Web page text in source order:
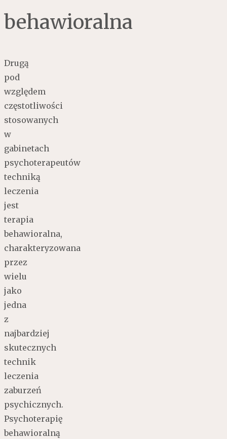
behawioralna
Drugą
pod
względem
częstotliwości
stosowanych
w
gabinetach
psychoterapeutów
techniką
leczenia
jest
terapia
behawioralna,
charakteryzowana
przez
wielu
jako
jedna
z
najbardziej
skutecznych
technik
leczenia
zaburzeń
psychicznych.
Psychoterapię
behawioralną